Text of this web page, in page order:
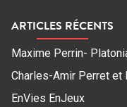
ARTICLES RÉCENTS
Maxime Perrin-
Charles-Amir Perret
EnVies EnJeux